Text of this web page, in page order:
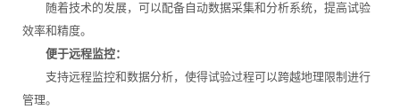
随着技术的发展，可以配备自动数据采集和分析系统，提高试验
效率和精度。
便于远程监控：
支持远程监控和数据分析，使得试验过程可以跨越地理限制进行
管理。